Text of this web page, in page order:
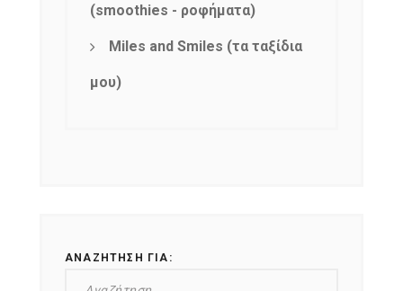
(smoothies - ροφήματα)
Miles and Smiles (τα ταξίδια
μου)
ΑΝΑΖΉΤΗΣΗ ΓΙΑ: